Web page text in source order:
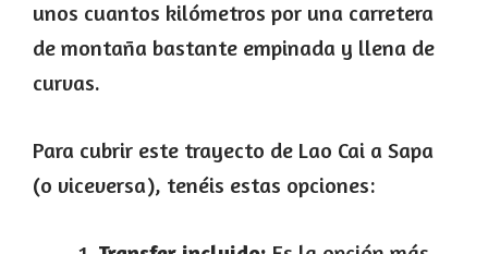
unos cuantos kilómetros por una carretera
de montaña bastante empinada y llena de
curvas.
Para cubrir este trayecto de Lao Cai a Sapa
(o viceversa), tenéis estas opciones: